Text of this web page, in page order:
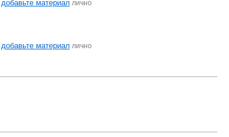
добавьте материал лично
добавьте материал лично